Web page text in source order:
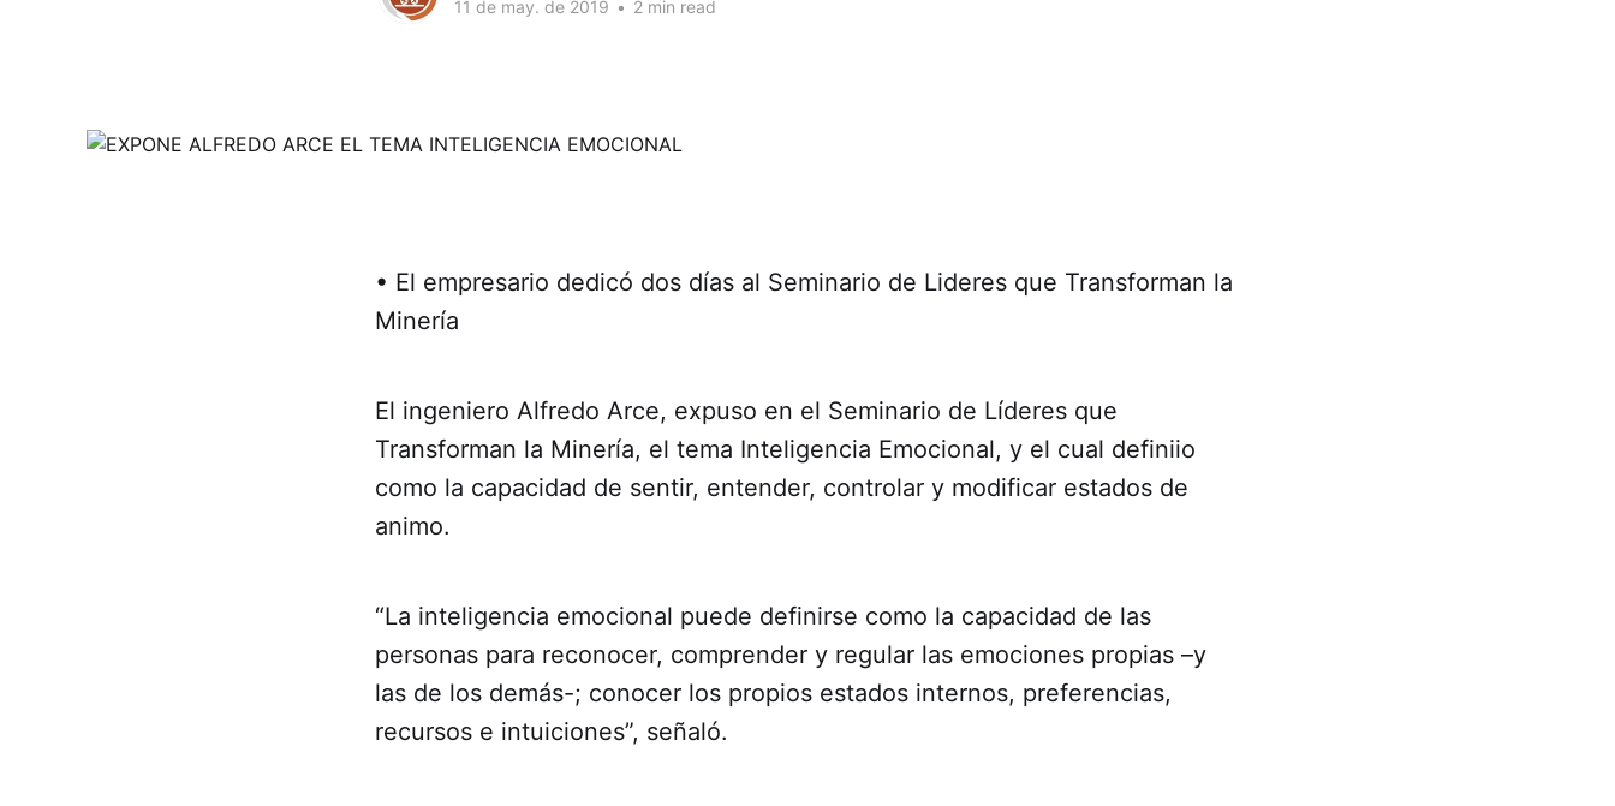
11 de may. de 2019 • 2 min read
• El empresario dedicó dos días al Seminario de Lideres que Transforman la
Minería
El ingeniero Alfredo Arce, expuso en el Seminario de Líderes que
Transforman la Minería, el tema Inteligencia Emocional, y el cual definiio
como la capacidad de sentir, entender, controlar y modificar estados de
animo.
“La inteligencia emocional puede definirse como la capacidad de las
personas para reconocer, comprender y regular las emociones propias –y
las de los demás-; conocer los propios estados internos, preferencias,
recursos e intuiciones”, señaló.